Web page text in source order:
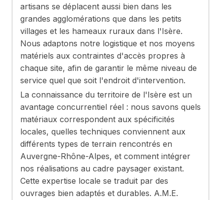
artisans se déplacent aussi bien dans les
grandes agglomérations que dans les petits
villages et les hameaux ruraux dans l'Isère.
Nous adaptons notre logistique et nos moyens
matériels aux contraintes d'accès propres à
chaque site, afin de garantir le même niveau de
service quel que soit l'endroit d'intervention.
La connaissance du territoire de l'Isère est un
avantage concurrentiel réel : nous savons quels
matériaux correspondent aux spécificités
locales, quelles techniques conviennent aux
différents types de terrain rencontrés en
Auvergne-Rhône-Alpes, et comment intégrer
nos réalisations au cadre paysager existant.
Cette expertise locale se traduit par des
ouvrages bien adaptés et durables. A.M.E.